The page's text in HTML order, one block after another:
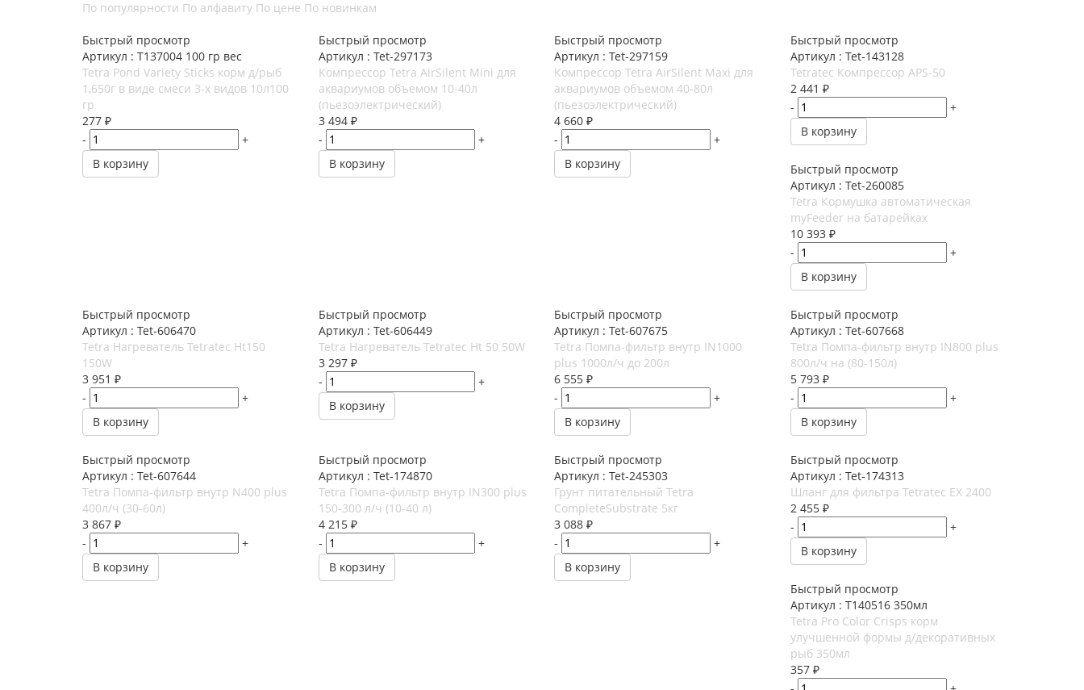
По популярности По алфавиту По цене По новинкам
Быстрый просмотр
Артикул : T137004 100 гр вес
Tetra Pond Variety Sticks корм д/рыб
1,650г в виде смеси 3-х видов 10л100
гр
277 ₽
-
+
В корзину
Быстрый просмотр
Артикул : Tet-297173
Компрессор Tetra AirSilent Mini для
аквариумов объемом 10-40л
(пьезоэлектрический)
3 494₽
-
+
В корзину
Быстрый просмотр
Артикул : Tet-297159
Компрессор Tetra AirSilent Maxi для
аквариумов объемом 40-80л
(пьезоэлектрический)
4 660 ₽
-
+
В корзину
Быстрый просмотр
Артикул : Tet-143128
Tetratec Компрессор APS-50
2 441 ₽
-
+
В корзину
Быстрый просмотр
Артикул : Tet-260085
Tetra Кормушка автоматическая
myFeeder на батарейках
10 393₽
-
+
В корзину
Быстрый просмотр
Артикул : Tet-606470
Tetra Нагреватель Tetratec Ht150
150W
3 951 ₽
-
+
В корзину
Быстрый просмотр
Артикул : Tet-606449
Tetra Нагреватель Tetratec Ht 50 50W
3 297₽
-
+
В корзину
Быстрый просмотр
Артикул : Tet-607675
Tetra Помпа-фильтр внутр IN1000
plus 1000л/ч до 200л
6 555 ₽
-
+
В корзину
Быстрый просмотр
Артикул : Tet-607668
Tetra Помпа-фильтр внутр IN800 plus
800л/ч на (80-150л)
5 793₽
-
+
В корзину
Быстрый просмотр
Артикул : Tet-607644
Tetra Помпа-фильтр внутр N400 plus
400л/ч (30-60л)
3 867 ₽
-
+
В корзину
Быстрый просмотр
Артикул : Tet-174870
Tetra Помпа-фильтр внутр IN300 plus
150-300 л/ч (10-40 л)
4 215₽
-
+
В корзину
Быстрый просмотр
Артикул : Tet-245303
Грунт питательный Tetra
CompleteSubstrate 5кг
3 088 ₽
-
+
В корзину
Быстрый просмотр
Артикул : Tet-174313
Шланг для фильтра Tetratec EX 2400
2 455₽
-
+
В корзину
Быстрый просмотр
Артикул : T140516 350мл
Tetra Pro Color Crisps корм
улучшенной формы д/декоративных
рыб 350мл
357₽